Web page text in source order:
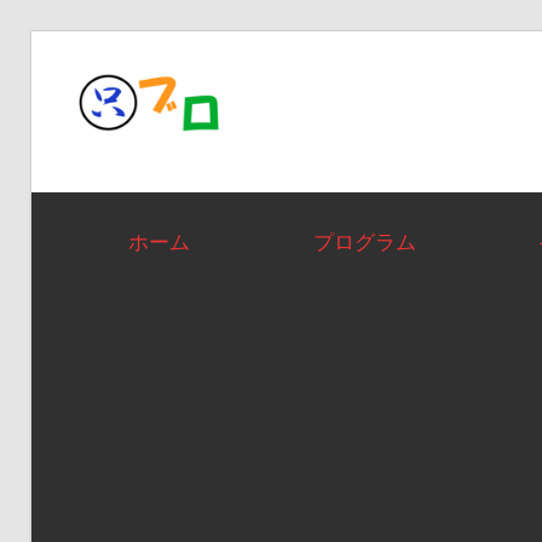
ツ
只ブロ
ホーム プログラム